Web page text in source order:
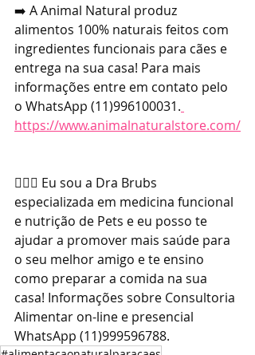
➡️ A Animal Natural produz
alimentos 100% naturais feitos com
ingredientes funcionais para cães e
entrega na sua casa! Para mais
informações entre em contato pelo
o WhatsApp (11)996100031.
https://www.animalnaturalstore.com/
👩🏼‍⚕️ Eu sou a Dra Brubs
especializada em medicina funcional
e nutrição de Pets e eu posso te
ajudar a promover mais saúde para
o seu melhor amigo e te ensino
como preparar a comida na sua
casa! Informações sobre Consultoria
Alimentar on-line e presencial
WhatsApp (11)999596788.